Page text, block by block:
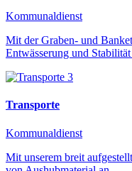
Kommunaldienst
Mit der Graben- und
Entwässerung und
Transporte
Kommunaldienst
Mit unserem breit